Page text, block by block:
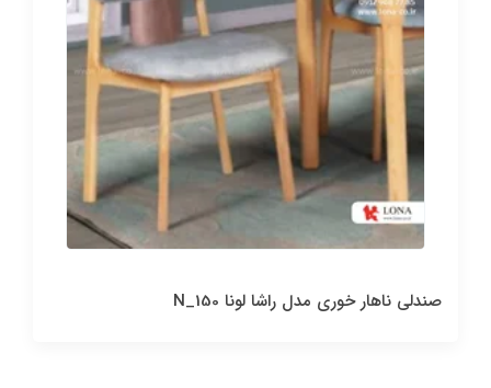
صندلی ناهار خوری مدل راشا لونا N_150